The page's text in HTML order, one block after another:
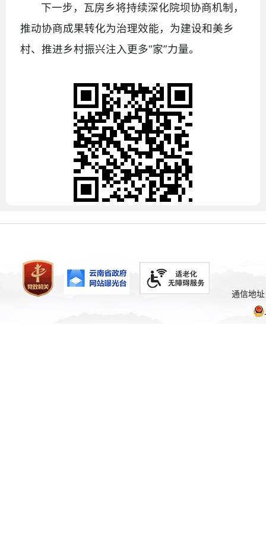
下一步，瓦房乡将持续深化院坝协商机制，
推动协商成果转化为治理效能，为建设和美乡
村、推进乡村振兴注入更多“家”力量。
通信地